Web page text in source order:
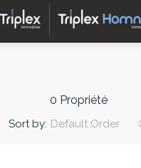
0 Propriété
Sort by: Default Order